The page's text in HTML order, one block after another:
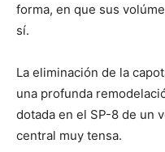
forma, en que sus
sí.
La eliminación de la
una profunda
dotada en el SP-8 de un
central muy tensa.